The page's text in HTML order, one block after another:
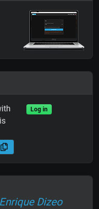
Log in
Enrique Dizeo